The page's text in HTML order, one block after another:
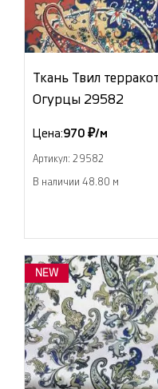
Ткань Твил
Огурцы 29582
Цена:970 ₽/м
Артикул: 29582
В наличии 48.80 м
NEW